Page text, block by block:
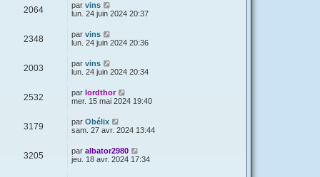
2064 par vins
lun. 24 juin 2024 20:37
2348 par vins
lun. 24 juin 2024 20:36
2003 par vins
lun. 24 juin 2024 20:34
2532 par lordthor
mer. 15 mai 2024 19:40
3179 par Obélix
sam. 27 avr. 2024 13:44
3205 par albator2980
jeu. 18 avr. 2024 17:34